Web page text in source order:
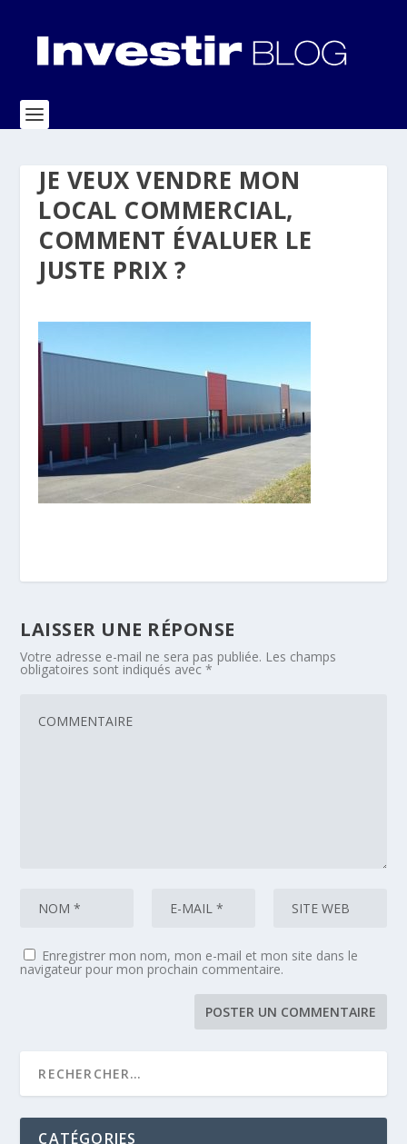
JE VEUX VENDRE MON
LOCAL COMMERCIAL,
COMMENT ÉVALUER LE
JUSTE PRIX ?
LAISSER UNE RÉPONSE
Votre adresse e-mail ne sera pas publiée. Les champs
obligatoires sont indiqués avec*
Enregistrer mon nom, mon e-mail et mon site dans le
navigateur pour mon prochain commentaire.
CATÉGORIES